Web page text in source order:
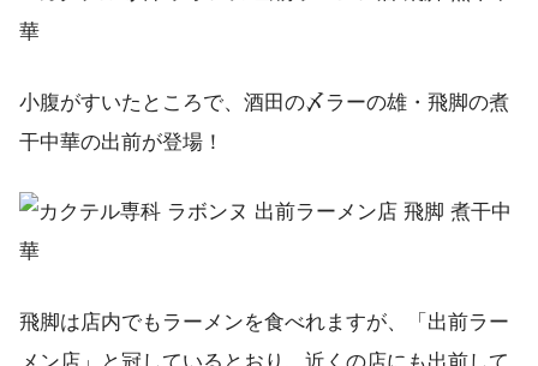
小腹がすいたところで、酒田の〆ラーの雄・飛脚の煮
干中華の出前が登場！
飛脚は店内でもラーメンを食べれますが、「出前ラー